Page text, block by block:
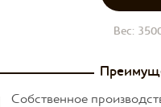
Вес:
Собственное